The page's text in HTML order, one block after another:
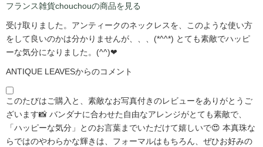
フランス雑貨chouchouの商品を見る
受け取りました。アンティークのネックレスを、このような使い方
をして良いのかは分かりませんが、、、(*^^*) とても素敵でハッピ
ーな気分になりました。(^^)❤
ANTIQUE LEAVESからのコメント
このたびはご購入と、素敵なお写真付きのレビューをありがとうご
ざいます📸 バンダナに合わせた自由なアレンジがとても素敵で、
「ハッピーな気分」とのお言葉までいただけて嬉しいで😍 本真珠な
らではのやわらかな輝きは、フォーマルはもちろん、ぜひお好みの